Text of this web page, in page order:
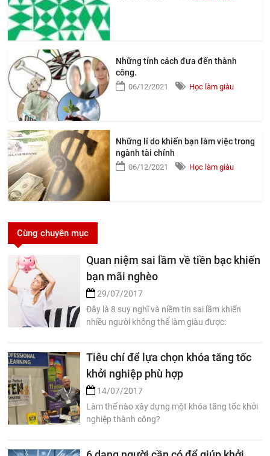
Những tính cách đưa đến thành
công.
06/12/2021 Học làm giàu
Những lí do khiến bạn làm việc trong
ngành tài chính
06/12/2021 Học làm giàu
Cùng chuyên mục
Quan niệm sai lầm về tiền bạc khiến
bạn mãi nghèo
29/07/2017
Đây là 8 suy nghĩ và niềm tin sai lầm khiến
nhiều người không thể làm giàu được:
Tiêu chí để lựa chọn khóa tăng tốc
khởi nghiệp phù hợp
14/07/2017
Làm thế nào xây dựng một khóa tăng tốc khởi
nghiệp thành công?